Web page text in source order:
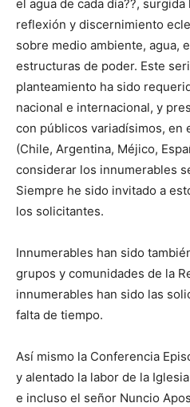
el agua de cada día??,
reflexión y discernimiento
sobre medio ambiente, agua,
estructuras de poder. Este
planteamiento ha sido
nacional e internacional, y
con públicos variadísimos, en
(Chile, Argentina, Méjico,
considerar los innumerables
Siempre he sido invitado a
los solicitantes.
Innumerables han sido
grupos y comunidades de la
innumerables han sido las
falta de tiempo.
Así mismo la Conferencia
y alentado la labor de la
e incluso el señor Nuncio